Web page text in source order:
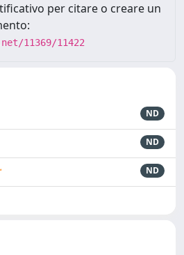
per citare o creare un
11369/11422
ND
ND
ND